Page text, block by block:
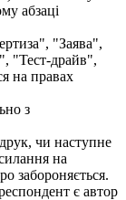
абзаці
"Заява",
"Тест-драйв",
на правах
з
чи наступне
на
забороняється.
є автор